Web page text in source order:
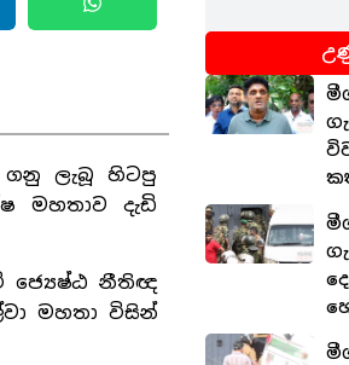
ගනු ලැබූ හිටපු
මහතාව දැඩි
ජ්‍යෙෂ්ඨ නීතිඥ
මහතා විසින්